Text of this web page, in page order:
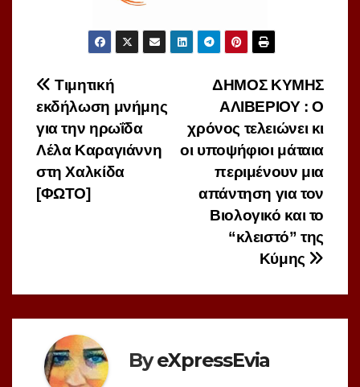
Πλοήγηση
άρθρων
ΔΗΜΟΣ ΚΥΜΗΣ
ΑΛΙΒΕΡΙΟΥ : Ο
χρόνος τελειώνει κι
οι υποψήφιοι μάταια
περιμένουν μια
απάντηση για τον
Βιολογικό και το
“κλειστό” της
Κύμης
Τιμητική
εκδήλωση μνήμης
για την ηρωΐδα
Λέλα Καραγιάννη
στη Χαλκίδα
[ΦΩΤΟ]
ByeXpressEvia